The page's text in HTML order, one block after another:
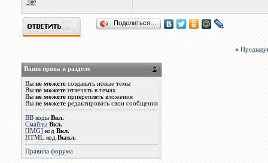
Поделиться…
«
Ваши права в разделе
Вы не можетесоздавать новые темы
Вы не можетеотвечать в темах
Вы не можетеприкреплять вложения
Вы не можетередактировать свои сообщения
BB коды Вкл.
Смайлы Вкл.
[IMG] код Вкл.
HTML код Выкл.
Правила форума